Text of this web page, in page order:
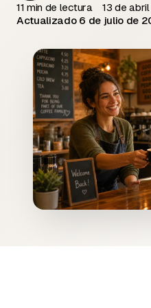
11 min de lectura
13 de
Actualizado 6 de julio de